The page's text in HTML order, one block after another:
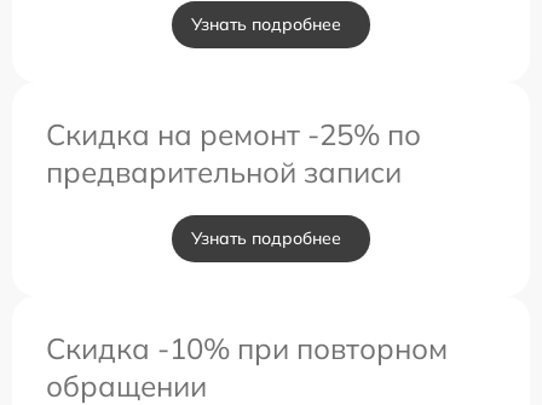
Узнать подробнее
Скидка на ремонт -25% по
предварительной записи
Узнать подробнее
Скидка -10% при повторном
обращении